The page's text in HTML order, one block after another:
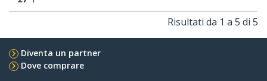
Risultati da 1 a 5 di 5
Diventa un partner
Dove comprare